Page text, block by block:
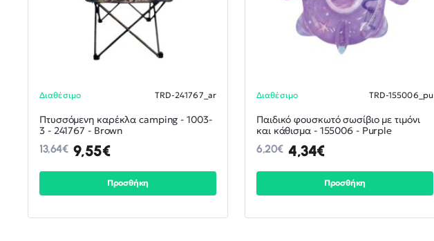
ΝΕΟ
-30%
Διαθέσιμο TRD-241767_ar
Πτυσσόμενη καρέκλα camping - 1003-
3 - 241767 - Brown
9,55€
13,64€
Προσθήκη
ΝΕΟ
-30%
Διαθέσιμο TRD-155006_pu
Παιδικό φουσκωτό σωσίβιο με τιμόνι
και κάθισμα - 155006 - Purple
4,34€
6,20€
Προσθήκη